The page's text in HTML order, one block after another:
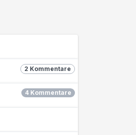
2 Kommentare
4 Kommentare